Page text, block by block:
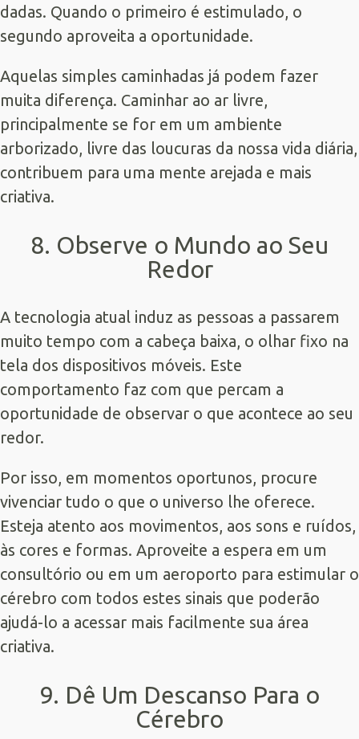
dadas. Quando o primeiro é estimulado, o
segundo aproveita a oportunidade.
Aquelas simples caminhadas já podem fazer
muita diferença. Caminhar ao ar livre,
principalmente se for em um ambiente
arborizado, livre das loucuras da nossa vida diária,
contribuem para uma mente arejada e mais
criativa.
8. Observe o Mundo ao Seu
Redor
A tecnologia atual induz as pessoas a passarem
muito tempo com a cabeça baixa, o olhar fixo na
tela dos dispositivos móveis. Este
comportamento faz com que percam a
oportunidade de observar o que acontece ao seu
redor.
Por isso, em momentos oportunos, procure
vivenciar tudo o que o universo lhe oferece.
Esteja atento aos movimentos, aos sons e ruídos,
às cores e formas. Aproveite a espera em um
consultório ou em um aeroporto para estimular o
cérebro com todos estes sinais que poderão
ajudá-lo a acessar mais facilmente sua área
criativa.
9. Dê Um Descanso Para o
Cérebro